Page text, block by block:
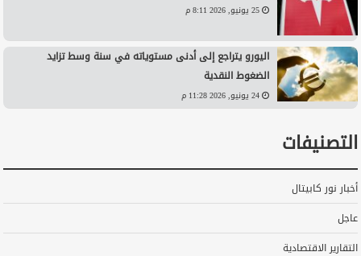
25 يونيو, 2026 8:11 م
اليورو يتراجع إلى أدنى مستوياته في سنة وسط تزايد
الضغوط النقدية
24 يونيو, 2026 11:28 م
التصنيفات
أخبار نور كابيتال
عاجل
التقارير الاقتصادية